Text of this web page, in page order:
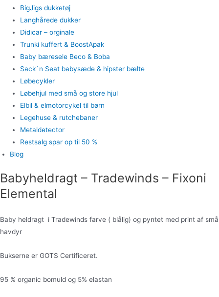
BigJigs dukketøj
Langhårede dukker
Didicar – orginale
Trunki kuffert & BoostApak
Baby bæresele Beco & Boba
Sack´n Seat babysæde & hipster bælte
Løbecykler
Løbehjul med små og store hjul
Elbil & elmotorcykel til børn
Legehuse & rutchebaner
Metaldetector
Restsalg spar op til 50 %
Blog
Babyheldragt – Tradewinds – Fixoni
Elemental
Baby heldragt i Tradewinds farve ( blålig) og pyntet med print af små
havdyr
Bukserne er GOTS Certificeret.
95 % organic bomuld og 5% elastan